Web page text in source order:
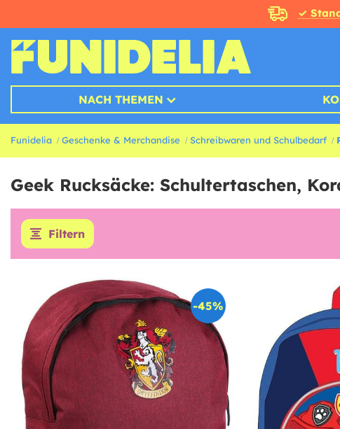
✓
NACH THEMEN
Funidelia Geschenke & Merchandise Schreibwaren und Schulbedarf
Geek Rucksäcke: Schultertaschen,
Filtern
-45%